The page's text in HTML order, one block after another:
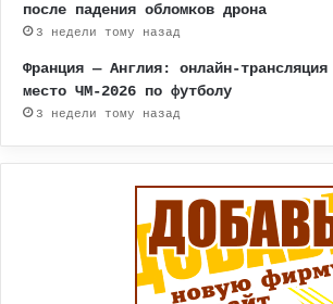
после падения обломков дрона
3 недели тому назад
Франция — Англия: онлайн-
место ЧМ-2026 по футболу
3 недели тому назад